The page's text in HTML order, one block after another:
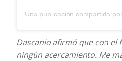
Dascanio afirmó que con el
ningún acercamiento. Me